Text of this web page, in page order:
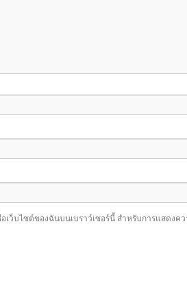
เว็บไซต์ของฉันบนเบราว์เซอร์นี้ สำหรับการแสดงค